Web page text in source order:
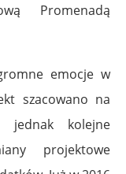
Promenadą
emocje w
szacowano na
jednak kolejne
projektowe